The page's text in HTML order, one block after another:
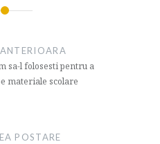
sa-l folosesti pentru a
materiale scolare
POSTARE